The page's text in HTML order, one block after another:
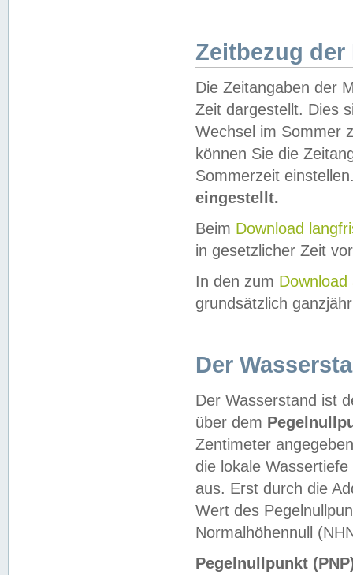
Zeitbezug der
Die Zeitangaben der
Zeit dargestellt. Dies
Wechsel im Sommer
können Sie die
Sommerzeit
eingestellt.
Beim Download
in gesetzlicher Zeit
In den zum Download
grundsätzlich
Der
Der Wasserstand ist
über dem
Zentimeter
die lokale
aus. Erst durch die
Wert des
Normalhöhennull
Pegelnullpunkt